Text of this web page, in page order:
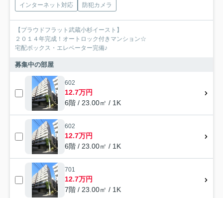
インターネット対応
防犯カメラ
【プラウドフラット武蔵小杉イースト】
２０１４年完成！オートロック付きマンション☆
宅配ボックス・エレベーター完備♪
募集中の部屋
602
12.7万円
6階 / 23.00㎡ / 1K
602
12.7万円
6階 / 23.00㎡ / 1K
701
12.7万円
7階 / 23.00㎡ / 1K